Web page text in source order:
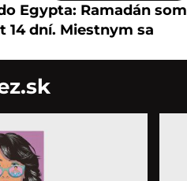
Egypta: Ramadán som
14 dní. Miestnym sa